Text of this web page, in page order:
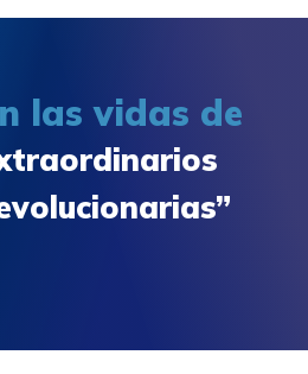
las vidas de